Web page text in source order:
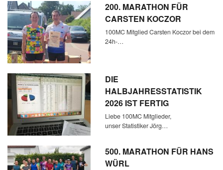
200. MARATHON FÜR
CARSTEN KOCZOR
100MC Mitglied Carsten Koczor bei dem
24h-…
DIE
HALBJAHRESSTATISTIK
2026 IST FERTIG
Liebe 100MC Mitglieder,
unser Statistiker Jörg…
500. MARATHON FÜR HANS
WÜRL